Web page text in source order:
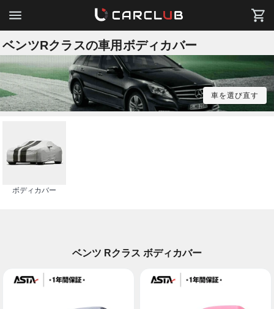
ベンツRクラスの車用ボディカバー
車を選び直す
ボディカバー
ベンツ Rクラス ボディカバー